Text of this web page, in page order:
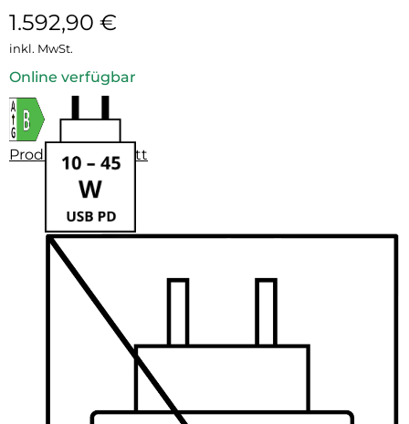
1.592,90 €
inkl. MwSt.
Online verfügbar
Produktdatenblatt